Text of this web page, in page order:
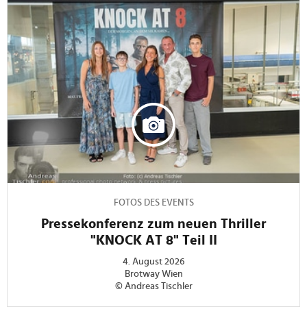
FOTOS DES EVENTS
Pressekonferenz zum neuen Thriller
"KNOCK AT 8" Teil II
4. August 2026
Brotway Wien
© Andreas Tischler